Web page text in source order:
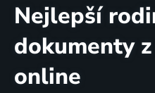
Nejlepší
dokumenty
online